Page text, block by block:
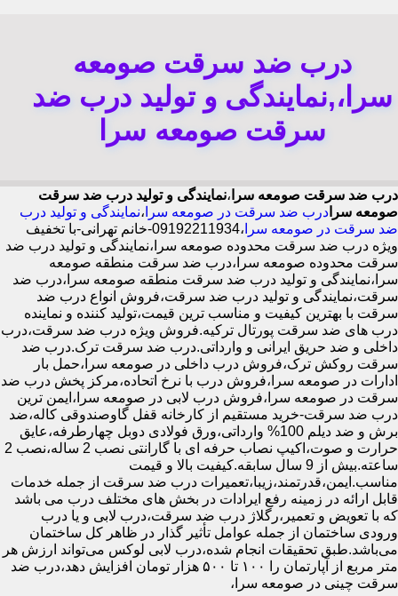
درب ضد سرقت صومعه
سرا،,نمایندگی و تولید درب ضد
سرقت صومعه سرا
درب ضد سرقت صومعه سرا ،نمایندگی و تولید درب ضد سرقت
صومعه سرا درب ضد سرقت در صومعه سرا ،نمایندگی و تولید درب
ضد سرقت در صومعه سرا
،09192211934-خانم تهرانی-با تخفیف
ویژه درب ضد سرقت محدوده صومعه سرا،نمایندگی و تولید درب ضد
سرقت محدوده صومعه سرا،درب ضد سرقت منطقه صومعه
سرا،نمایندگی و تولید درب ضد سرقت منطقه صومعه سرا،درب ضد
سرقت،نمایندگی و تولید درب ضد سرقت،فروش انواع درب ضد
سرقت با بهترین کیفیت و مناسب ترین قیمت،تولید کننده و نماینده
درب های ضد سرقت پورتال ترکیه.فروش ویژه درب ضد سرقت،درب
داخلی و ضد حریق ایرانی و وارداتی.درب ضد سرقت ترک.درب ضد
سرقت روکش ترک،فروش درب داخلی در صومعه سرا،حمل بار
ادارات در صومعه سرا،فروش درب با نرخ اتحاده،مرکز پخش درب ضد
سرقت در صومعه سرا،فروش درب لابی در صومعه سرا،ایمن ترین
درب ضد سرقت-خرید مستقیم از کارخانه قفل گاوصندوقی کاله،ضد
برش و ضد دیلم 100% وارداتی،ورق فولادی دوبل چهارطرفه،عایق
حرارت و صوت،اکیپ نصاب حرفه ای با گارانتی نصب 2 ساله،نصب 2
ساعته.بیش از 9 سال سابقه.کیفیت بالا و قیمت
مناسب.ایمن،قدرتمند،زیبا،تعمیرات درب ضد سرقت از جمله خدمات
قابل ارائه در زمینه رفع ایرادات در بخش های مختلف درب می باشد
که با تعویض و تعمیر،رگلاژ درب ضد سرقت،درب لابی و یا درب
ورودی ساختمان از جمله عوامل تأثیر گذار در ظاهر کل ساختمان
می‌باشد.طبق تحقیقات انجام شده،درب لابی لوکس می‌تواند ارزش هر
متر مربع از آپارتمان را ۱۰۰ تا ۵۰۰ هزار تومان افزایش دهد،درب ضد
سرقت چینی در صومعه سرا،